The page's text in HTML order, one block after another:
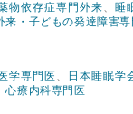
物依存症専門外来、 睡
来・子どもの発達障害
学専門医 、 日本睡眠学
心療内科専門医